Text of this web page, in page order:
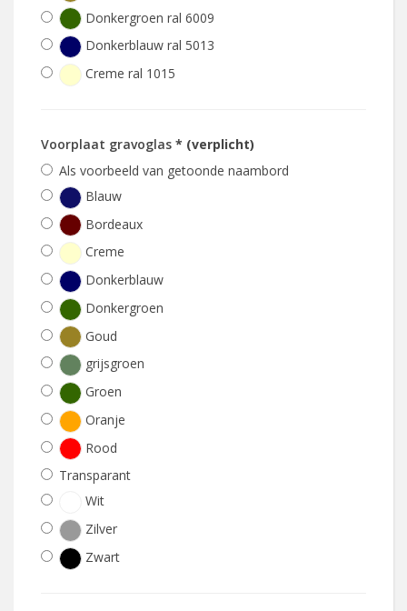
Donkergroen ral 6009
Donkerblauw ral 5013
Creme ral 1015
Voorplaat gravoglas * (verplicht)
Als voorbeeld van getoonde naambord
Blauw
Bordeaux
Creme
Donkerblauw
Donkergroen
Goud
grijsgroen
Groen
Oranje
Rood
Transparant
Wit
Zilver
Zwart